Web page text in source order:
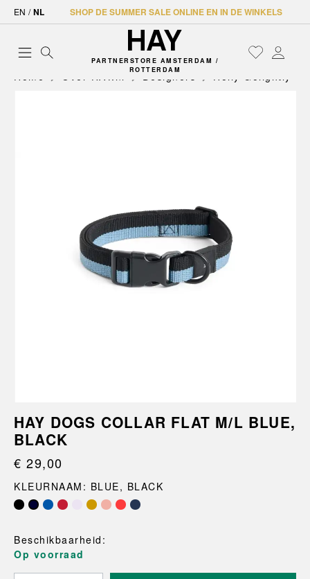
EN / NL SHOP DE SUMMER SALE ONLINE EN IN DE WINKELS
PARTNERSTORE AMSTERDAM /
ROTTERDAM
Home Over HAY.nl Designers Holly Golightly
HAY DOGS COLLAR FLAT M/L BLUE,
BLACK
€ 29,00
KLEURNAAM: BLUE, BLACK
Beschikbaarheid:
Op voorraad